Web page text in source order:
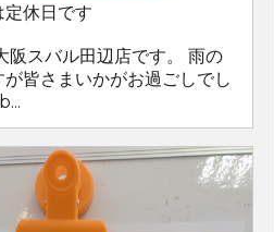
定休日です
阪スバル田辺店です。 雨の
が皆さまいかがお過ごしでし